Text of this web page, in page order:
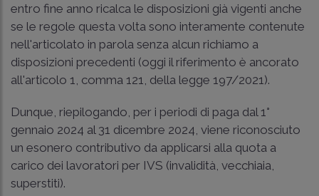
entro fine anno ricalca le disposizioni già vigenti anche
se le regole questa volta sono interamente contenute
nell'articolato in parola senza alcun richiamo a
disposizioni precedenti (oggi il riferimento è ancorato
all'articolo 1, comma 121, della legge 197/2021).
Dunque, riepilogando, per i periodi di paga dal 1°
gennaio 2024 al 31 dicembre 2024, viene riconosciuto
un esonero contributivo da applicarsi alla quota a
carico dei lavoratori per IVS (invalidità, vecchiaia,
superstiti).